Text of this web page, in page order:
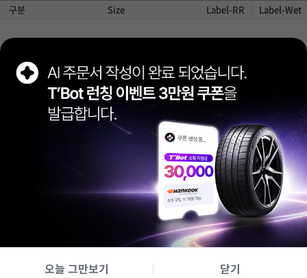
오늘 그만보기 닫기
구분 Size Label-RR Label-Wet
상품 정보 제공 고시
제조사콘티넨탈
품질 보증제조상의 결함에 국한되며 소비자 과실에 의한 타이어 손상은
포함되지 않습니다. 보증 기간과 조건에 해당하는 제품에 한해서
보상해드립니다.
(구매일로부터 6년, DOT 3년 후 판매되었거나 증빙 서류가 없는 경우
080-022-8272 (월~금 오전 9시~오후 5시)
타이어 구매시 탈부착 및 밸런스 작업은 무료이며, 위치교환, 휠
얼라인먼트, 그 외 서비스에 따른 추가 금액은 매장에서 현장 결제하시면
됩니다. 원산지는 변경될 수 있습니다.
무료 배송, 무료 장착
상품의 특성상 장착 이후 반품 및 교환은 불가능합니다.
내 차에 장착 가능 여부 확인하기